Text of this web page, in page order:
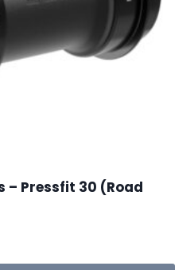
– Pressfit 30 (Road